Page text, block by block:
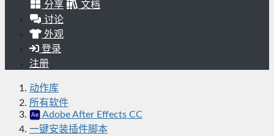
分享
文档
讨论
外观
登录
注册
动作库
所有软件
Adobe After Effects CC
一键安装插件脚本